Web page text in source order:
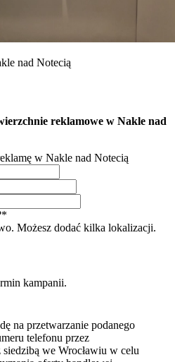
nad Notecią
reklamowe w Nakle nad
w Nakle nad Notecią
Możesz dodać kilka lokalizacji.
kampanii.
na przetwarzanie podanego
telefonu przez
we Wrocławiu w celu